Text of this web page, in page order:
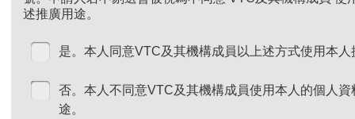
述推廣用途。
是。本人同意VTC及其機構成員以上述方式使用本
否。本人不同意VTC及其機構成員使用本人的個人
途。